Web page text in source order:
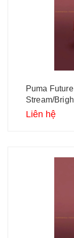
Puma
Stream/
Liên hệ